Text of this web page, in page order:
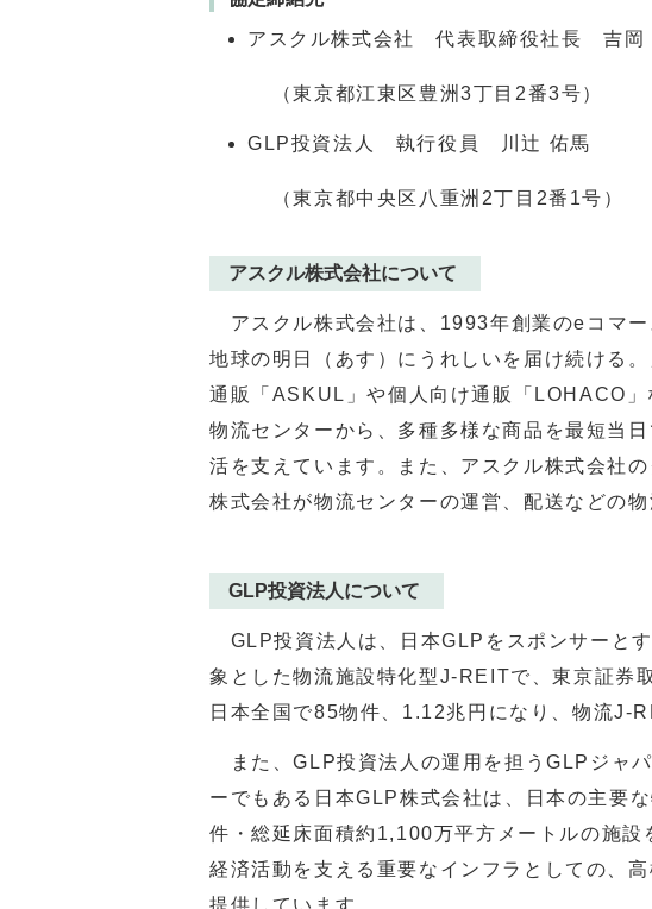
アスクル株式会社 代表取締役社長 吉
（東京都江東区豊洲3丁目2番3号）
GLP投資法人 執行役員 川辻󠄀 佑馬
（東京都中央区八重洲2丁目2番1号）
アスクル株式会社について
アスクル株式会社は、1993年創業のe コマ
地球の明日（あす）にうれしいを届け続ける
通販「 ASKUL 」や個人向け通販「 LOHACO
物流センターから、多種多様な商品を最短当
活を支えています。また、アスクル株式会社
株式会社が物流センターの運営、配送などの物
GLP投資法人について
GLP投資法人は、日本GLP をスポンサーと
象とした物流施設特化型J-REITで、東京証券
日本全国で85物件、 1.12兆円になり、物流J-
また、GLP投資法人の運用を担うGLP ジャ
ーでもある日本GLP株式会社は、日本の主要
件・総延床面積約 1,100万平方メートルの施設
経済活動を支える重要なインフラとしての、
提供しています。